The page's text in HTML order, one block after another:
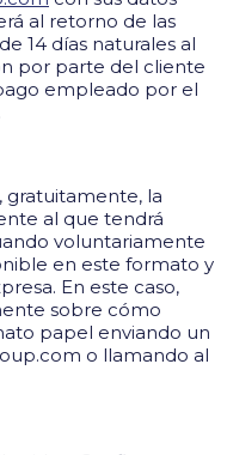
al retorno de las
14 días naturales al
por parte del cliente
empleado por el
gratuitamente, la
al que tendrá
voluntariamente
en este formato y
En este caso,
sobre cómo
papel enviando un
o llamando al